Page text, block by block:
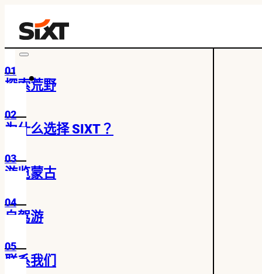
01
探索荒野
02
为什么选择 SIXT？
03
游览蒙古
04
自驾游
05
联系我们